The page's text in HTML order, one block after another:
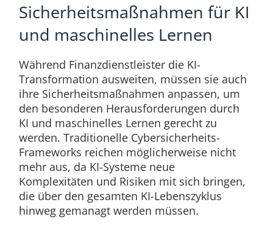
Sicherheitsmaßnahmen für KI
und maschinelles Lernen
Während Finanzdienstleister die KI-
Transformation ausweiten, müssen sie auch
ihre Sicherheitsmaßnahmen anpassen, um
den besonderen Herausforderungen durch
KI und maschinelles Lernen gerecht zu
werden. Traditionelle Cybersicherheits-
Frameworks reichen möglicherweise nicht
mehr aus, da KI-Systeme neue
Komplexitäten und Risiken mit sich bringen,
die über den gesamten KI-Lebenszyklus
hinweg gemanagt werden müssen.